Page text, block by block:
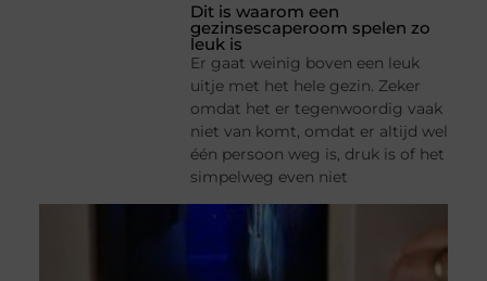
Dit is waarom een
gezinsescaperoom spelen zo
leuk is
Er gaat weinig boven een leuk
uitje met het hele gezin. Zeker
omdat het er tegenwoordig vaak
niet van komt, omdat er altijd wel
één persoon weg is, druk is of het
simpelweg even niet